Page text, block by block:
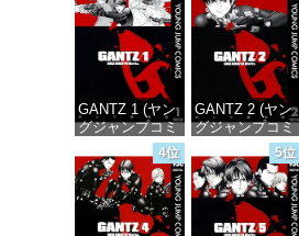
GANTZ 1 (ヤン
グジャンプコミ
ックスDIGITAL)
価格：¥100
GANTZ 2 (ヤン
グジャンプコミ
ックスDIGITAL)
価格：¥100
4位 5位